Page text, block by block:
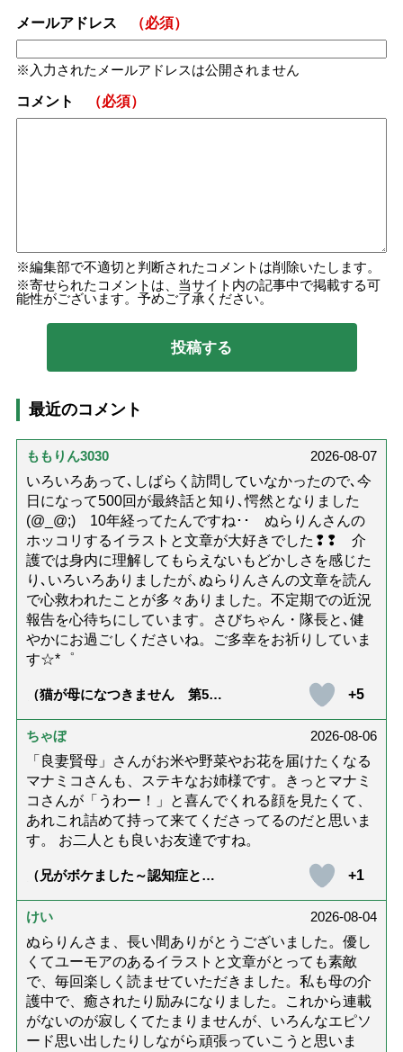
メールアドレス （必須）
入力されたメールアドレスは公開されません
コメント （必須）
編集部で不適切と判断されたコメントは削除いたします。
寄せられたコメントは、当サイト内の記事中で掲載する可
能性がございます。予めご了承ください。
最近のコメント
ももりん3030
2026-08-07
いろいろあって､しばらく訪問していなかったので､今
日になって500回が最終話と知り､愕然となりました
(@_@;) 10年経ってたんですね･･ ぬらりんさんの
ホッコリするイラストと文章が大好きでした❢❢ 介
護では身内に理解してもらえないもどかしさを感じた
り､いろいろありましたが､ぬらりんさんの文章を読ん
で心救われたことが多々ありました。不定期での近況
報告を心待ちにしています。さびちゃん・隊長と､健
やかにお過ごしくださいね。ご多幸をお祈りしていま
す☆*゜
（猫が母になつきません 第500
+5
ちゃぼ
2026-08-06
「良妻賢母」さんがお米や野菜やお花を届けたくなる
マナミコさんも、ステキなお姉様です。きっとマナミ
コさんが「うわー！」と喜んでくれる顔を見たくて、
あれこれ詰めて持って来てくださってるのだと思いま
す。 お二人とも良いお友達ですね。
（兄がボケました～認知症と介
達』が届きました」）
+1
けい
2026-08-04
ぬらりんさま、長い間ありがとうございました。優し
くてユーモアのあるイラストと文章がとっても素敵
で、毎回楽しく読ませていただきました。私も母の介
護中で、癒されたり励みになりました。これから連載
がないのが寂しくてたまりませんが、いろんなエピソ
ード思い出したりしながら頑張っていこうと思いま